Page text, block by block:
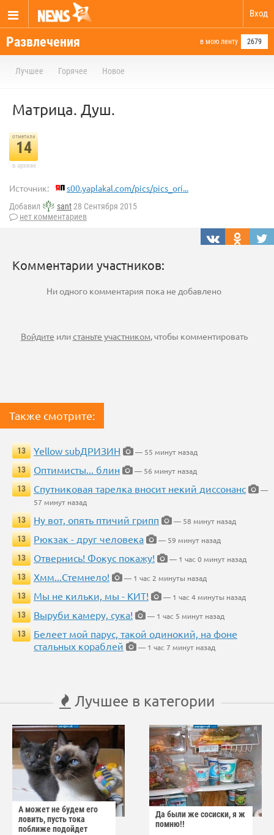
Вход
Развлечения в мою ленту 2679
Лучшее Горячее Новое
Матрица. Душ.
отметили
14
в архиве
Источник: s00.yaplakal.com/pics/pics_ori...
Добавил sant28 Сентября 2015
нет комментариев
Комментарии участников:
Ни одного комментария пока не добавлено
Войдите илистаньте участником, чтобы комментировать
Также смотрите:
13 Yellow subДРИЗИН
— 55 минут назад
13
Оптимисты... блин
— 56 минут назад
13
Спутниковая тарелка вносит некий диссонанс
—
57 минут назад
13
Ну вот, опять птичий грипп
— 58 минут назад
13
Рюкзак - друг человека
— 59 минут назад
13
Отвернись! Фокус покажу!
— 1 час 0 минут назад
13
Хмм...Стемнело!
— 1 час 2 минуты назад
13
Мы не кильки, мы - КИТ!
— 1 час 4 минуты назад
13
Выруби камеру, сука!
— 1 час 5 минут назад
13
Белеет мой парус, такой одинокий, на фоне
стальных кораблей
— 1 час 7 минут назад
Лучшее в категории
А может не будем его
ловить, пусть тока
поближе подойдет
Да были же сосиски, я ж
помню!!